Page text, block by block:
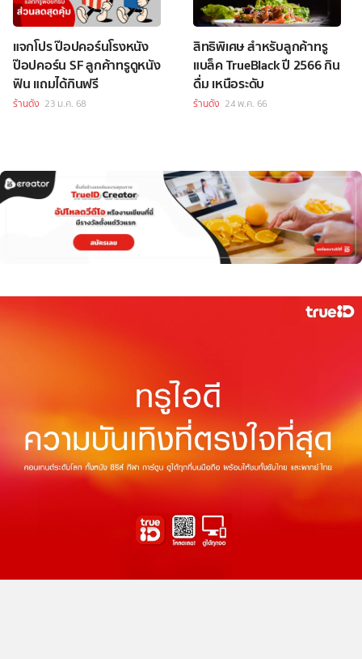
แจกโปร ป๊อปคอร์นโรงหนัง
ป๊อปคอร์น SF ลูกค้าทรูดูหนัง
ฟิน แถมได้กินฟรี
ร้านดัง 23 ม.ค. 68
สิทธิพิเศษ สำหรับลูกค้าทรู
แบล็ค TrueBlack ปี 2566 กิน
ดื่ม เหนือระดับ
ร้านดัง 24 พ.ค. 66